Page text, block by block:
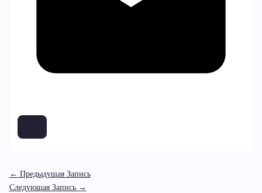
← Предыдущая Запись
Следующая Запись →